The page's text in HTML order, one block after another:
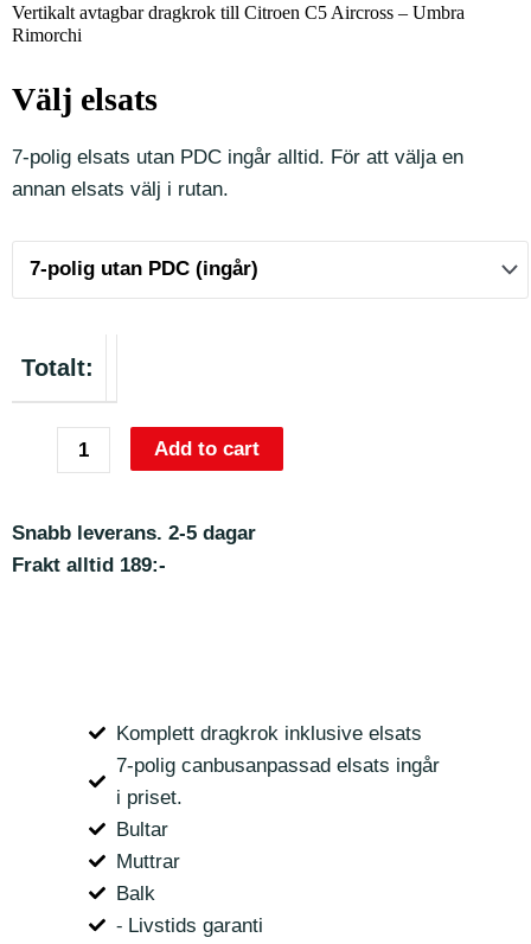
Vertikalt avtagbar dragkrok till Citroen C5 Aircross – Umbra
Rimorchi
Välj elsats
7-polig elsats utan PDC ingår alltid. För att välja en
annan elsats välj i rutan.
Totalt:
Add to cart
Snabb leverans. 2-5 dagar
Frakt alltid 189:-
Komplett dragkrok inklusive elsats
7-polig canbusanpassad elsats ingår
i priset.
Bultar
Muttrar
Balk
⁃ Livstids garanti